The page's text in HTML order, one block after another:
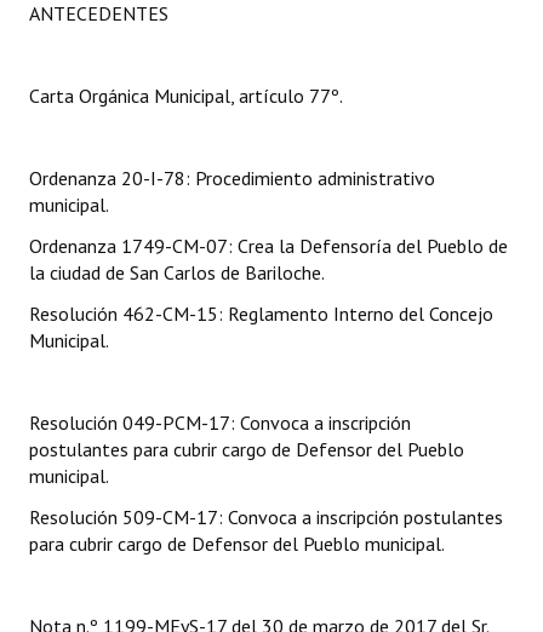
Reglamento Interno
Organigrama
DOCUMENTOS
Proyectos Presentados
Actas de Sesión
Ejecución Presupuestaria
ANTECEDENTES
Carta Orgánica Municipal, artículo 77º.
Ordenanza 20-I-78: Procedimiento administrativo
municipal.
Ordenanza 1749-CM-07: Crea la Defensoría del Pueblo de
la ciudad de San Carlos de Bariloche.
Resolución 462-CM-15: Reglamento Interno del Concejo
Municipal.
Resolución 049-PCM-17: Convoca a inscripción
postulantes para cubrir cargo de Defensor del Pueblo
municipal.
Resolución 509-CM-17: Convoca a inscripción postulantes
para cubrir cargo de Defensor del Pueblo municipal.
Nota n.º 1199-MEyS-17 del 30 de marzo de 2017 del Sr.